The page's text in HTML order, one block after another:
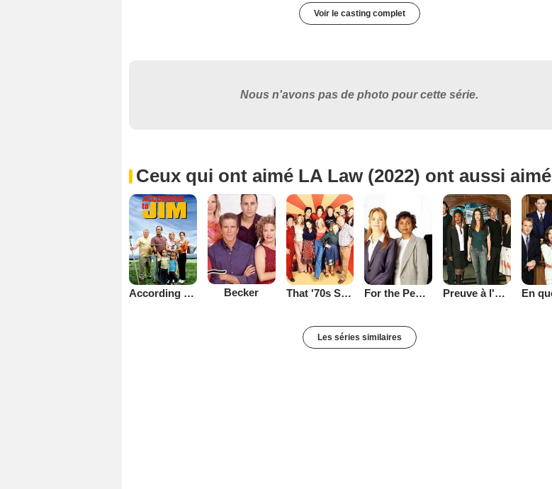
Voir le casting complet
Nous n'avons pas de photo pour cette série.
Ceux qui ont aimé LA Law (2022) ont aussi aimé
According to Jim Becker That '70s Show For the People (2002) Preuve à l'appui
Les séries similaires